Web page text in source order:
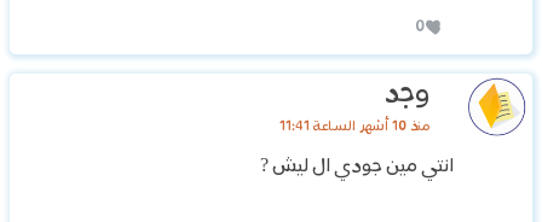
0
وجد
منذ 10 أشهر الساعة 11:41
انتي مين جودي ال ليش ?